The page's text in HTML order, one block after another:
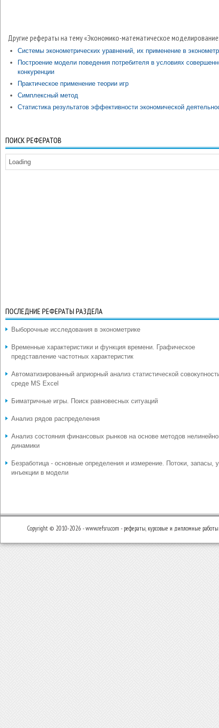
Другие рефераты на тему «Экономико-математическое
Системы эконометрических уравнений, их применение в
Построение модели поведения потребителя в условиях
конкуренции
Практическое применение теории игр
Симплексный метод
Статистика результатов эффективности экономической
ПОИСК РЕФЕРАТОВ
Loading
ПОСЛЕДНИЕ РЕФЕРАТЫ РАЗДЕЛА
Выборочные исследования в эконометрике
Временные характеристики и функция времени. Графическое
представление частотных характеристик
Автоматизированный априорный анализ статистической
среде MS Excel
Биматричные игры. Поиск равновесных ситуаций
Анализ рядов распределения
Анализ состояния финансовых рынков на основе методов
динамики
Безработица - основные определения и измерение. Потоки, запасы,
инъекции в модели
Copyright © 2010-2026 - www.refsru.com - рефераты, курсовые и дипломные работы